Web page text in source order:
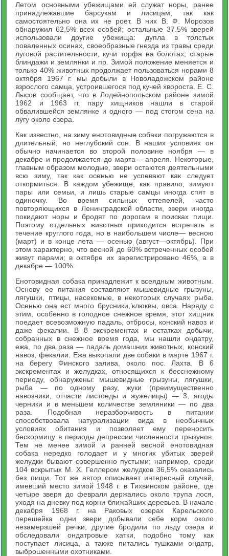
Летом основными убежищами ей служат норы, ранее
принадлежавшие барсукам и лисицам, так как
самостоятельно она их не роет. В них В. Ф. Морозов
обнаружил 62,5% всех особей; остальные 37.5% зверей
использовали другие убежища: дупла в толстых
поваленных осинах, своеобразные гнезда из травы среди
луговой растительности, кучи торфа на болотах; старые
блиндажи и землянки и пр. Зимой положение меняется и
только 40% животных продолжает пользоваться норами 8
октября 1967 г. мы добыли в Новоладожском районе
взрослого самца, устроившегося под кучей хвороста. Е. С.
Лысов сообщает, что в Лодейнопольском районе зимой
1962 и 1963 гг. пару хищников нашли в старой
обвалившейся землянке и одного — под стогом сена на
лугу около озера.
Как известно, на зиму енотовидные собаки погружаются в
длительный, но неглубокий сон. В наших условиях он
обычно начинается во второй половине ноября — в
декабре и продолжается до марта— апреля. Некоторые,
главным образом молодые, звери остаются деятельными
всю зиму, так как осенью не успевают как следует
откормиться. В каждом убежище, как правило, зимуют
пары или семьи, и лишь старые самцы иногда спят в
одиночку. Во время сильных оттепелей, часто
повторяющихся в Ленинградской области, звери иногда
покидают норы и бродят по дорогам в поисках пищи.
Поэтому отдельных животных приходится встречать в
течение круглого года, но в наибольшем числе— весною
(март) и в конце лета — осенью (август—октябрь). При
этом характерно, что весной до 60% встреченных особей
живут парами; в октябре их зарегистрировано 46%, а в
декабре — 100%.
Енотовидная собака принадлежит к всеядным животным.
Основу ее питания составляют мышевидные грызуны,
лягушки, птицы, насекомые, в некоторых случаях рыба.
Осенью она ест много брусники,’клюквы, овса. Наряду с
этим, особенно в голодное снежное время, этот хищник
поедает всевозможную падаль, отбросы, конский навоз и
даже фекалии. В 8 экскрементах и остатках добычи,
собранных в снежное время года, мы нашли ондатру,
ежа, по два раза — падаль домашних животных, конский
навоз, фекалии. Ежа выкопали две собаки в марте 1967 г.
на берегу Финского залива, около пос. Лахта. В 6
экскрементах и желудках, относящихся к бесснежному
периоду, обнаружены: мышевидные грызуны, лягушки,
рыба — по одному разу, жуки (преимущественно
навозники, отчасти листоеды и жужелицы) — 3, ягоды
черники и в меньшем количестве земляники — по два
раза. Подобная неразборчивость в питании
способствовала натурализации вида в необычных
условиях обитания и позволяет ему переносить
бескормицу в периоды депрессии численности грызунов.
Тем не менее зимой и ранней весной енотовидная
собака нередко голодает и у многих убитых зверей
желудки бывают совершенно пустыми; например, среди
104 вскрытых М. X. Геллером желудков 36,5% оказались
без пищи. Тот же автор описывает интересный случай,
имевший место зимой 1948 г. в Тихвинском районе, где
четыре зверя до февраля держались около трупа лося,
уходя на дневку под корни ближайших деревьев. В начале
декабря 1968 г. на Раковых озерах Карельского
перешейка одни звери добывали себе корм около
незамерзшей речки, другие бродили по льду озера и
обследовали ондатровые хатки, подобно тому как
поступает лисица, а также питались тушками ондатр,
выброшенными охотниками.